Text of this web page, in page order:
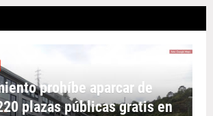
prohíbe aparcar de
plazas públicas gratis en